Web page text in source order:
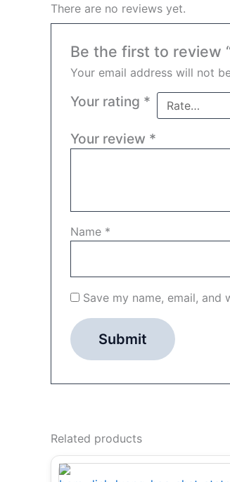
There are no reviews yet.
Be the first to review
Your email address will not
Your rating *
Your review *
Name *
Save my name, email,
Related products